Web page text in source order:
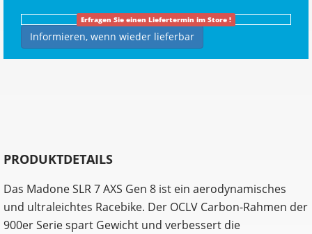
Erfragen Sie einen Liefertermin im Store !
Informieren, wenn wieder lieferbar
PRODUKTDETAILS
Das Madone SLR 7 AXS Gen 8 ist ein aerodynamisches
und ultraleichtes Racebike. Der OCLV Carbon-Rahmen der
900er Serie spart Gewicht und verbessert die